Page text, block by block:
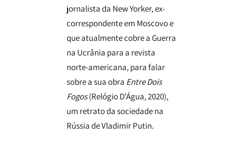
jornalista da New Yorker, ex-
correspondente em Moscovo e
que atualmente cobre a Guerra
na Ucrânia para a revista
norte-americana, para falar
sobre a sua obra Entre Dois
Fogos(Relógio D’Água, 2020),
um retrato da sociedade na
Rússia de Vladimir Putin.